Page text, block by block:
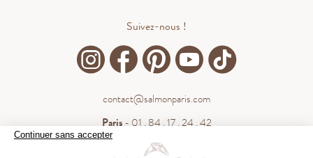
Continuer sans accepter
Suivez-nous !
contact@salmonparis.com
Paris- 01 . 84 . 17 . 24 . 42
- 05 . 35 . 54 . 45 . 53